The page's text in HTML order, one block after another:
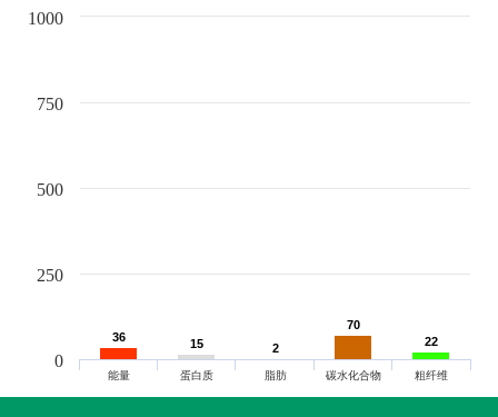
36
36 15
15 2
2
70
70
22
22
能量 蛋白质 脂肪 碳水化合物 粗纤维
0
250
500
750
1000